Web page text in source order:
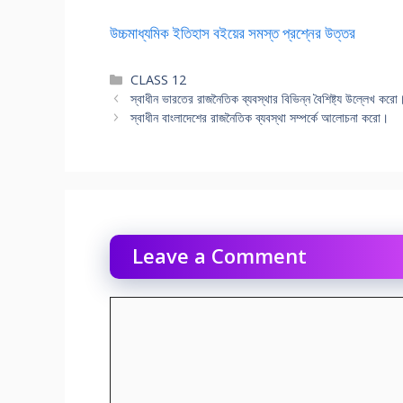
উচ্চমাধ্যমিক ইতিহাস বইয়ের সমস্ত প্রশ্নের উত্তর
Categories
CLASS 12
স্বাধীন ভারতের রাজনৈতিক ব্যবস্থার বিভিন্ন বৈশিষ্ট্য উল্লেখ
স্বাধীন বাংলাদেশের রাজনৈতিক ব্যবস্থা সম্পর্কে আলােচনা করাে।
Leave a Comment